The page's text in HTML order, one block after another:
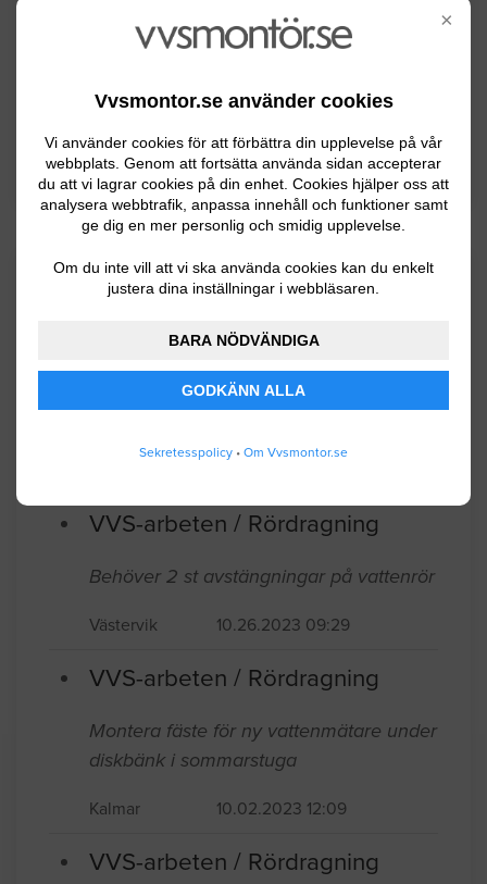
×
Vvsmontor.se använder cookies
Vi använder cookies för att förbättra din upplevelse på vår
webbplats. Genom att fortsätta använda sidan accepterar
du att vi lagrar cookies på din enhet. Cookies hjälper oss att
analysera webbtrafik, anpassa innehåll och funktioner samt
ge dig en mer personlig och smidig upplevelse.
Om du inte vill att vi ska använda cookies kan du enkelt
justera dina inställningar i webbläsaren.
BARA NÖDVÄNDIGA
GODKÄNN ALLA
Sekretesspolicy • Om Vvsmontor.se
som är en av landets största turistmål.
med bland annat flera kända glasbruk.
BYGGLOVSINFORMATION FÖR EMMABODA
Senaste förfrågningar
VVS-arbeten / Rördragning
VVS-arbeten / Rördragning
Behöver 2 st avstängningar på vattenrör
Västervik 10.26.2023 09:29
VVS-arbeten / Rördragning
Montera fäste för ny vattenmätare under
diskbänk i sommarstuga
Kalmar 10.02.2023 12:09
VVS-arbeten / Rördragning